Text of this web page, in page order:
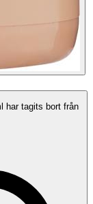
har tagits bort från